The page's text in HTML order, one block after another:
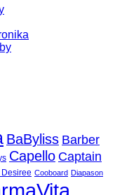
BaByliss Barber
Capello Captain
Cooboard Diapason